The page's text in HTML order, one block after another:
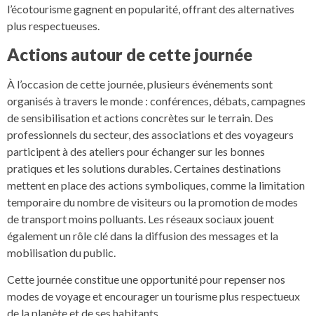
l’écotourisme gagnent en popularité, offrant des alternatives
plus respectueuses.
Actions autour de cette journée
À l’occasion de cette journée, plusieurs événements sont
organisés à travers le monde : conférences, débats, campagnes
de sensibilisation et actions concrètes sur le terrain. Des
professionnels du secteur, des associations et des voyageurs
participent à des ateliers pour échanger sur les bonnes
pratiques et les solutions durables. Certaines destinations
mettent en place des actions symboliques, comme la limitation
temporaire du nombre de visiteurs ou la promotion de modes
de transport moins polluants. Les réseaux sociaux jouent
également un rôle clé dans la diffusion des messages et la
mobilisation du public.
Cette journée constitue une opportunité pour repenser nos
modes de voyage et encourager un tourisme plus respectueux
de la planète et de ses habitants.